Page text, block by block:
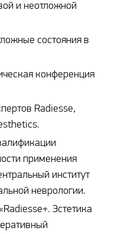
и неотложной
состояния в
конференция
Radiesse,
применения
институт
неврологии.
Эстетика